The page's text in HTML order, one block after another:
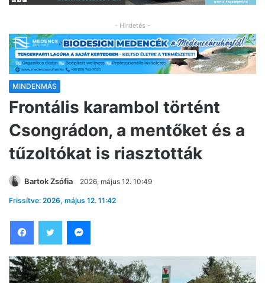
- Hirdetés -
MINDENMÁS
Frontális karambol történt
Csongrádon, a mentőket és a
tűzoltókat is riasztották
Bartok Zsófia 2026, május 12. 10:49
Frissítve: 2026, május 12. 11:42